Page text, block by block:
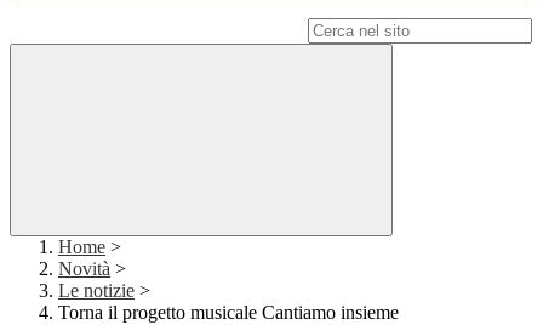
Home >
Novità >
Le notizie >
Torna il progetto musicale Cantiamo insieme